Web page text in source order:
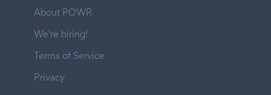
About POWR
We're hiring!
Terms of Service
Privacy